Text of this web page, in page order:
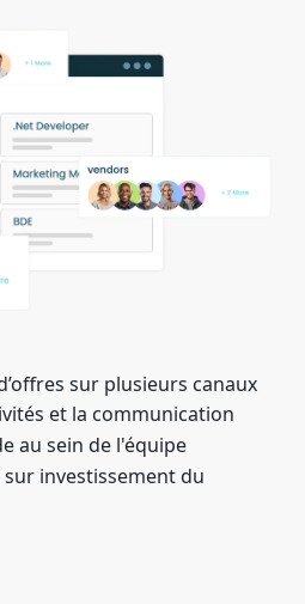
sur plusieurs canaux
et la communication
au sein de l'équipe
investissement du